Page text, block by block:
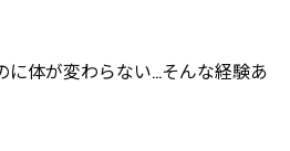
に体が変わらない…そんな経験あ